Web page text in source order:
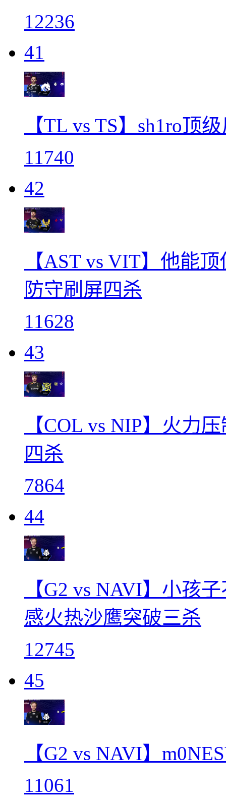
12236
41
【TL vs TS】sh1ro顶
11740
42
【AST vs VIT】他能
防守刷屏四杀
11628
43
【COL vs NIP】火力
四杀
7864
44
【G2 vs NAVI】小孩
感火热沙鹰突破三杀
12745
45
【G2 vs NAVI】
11061